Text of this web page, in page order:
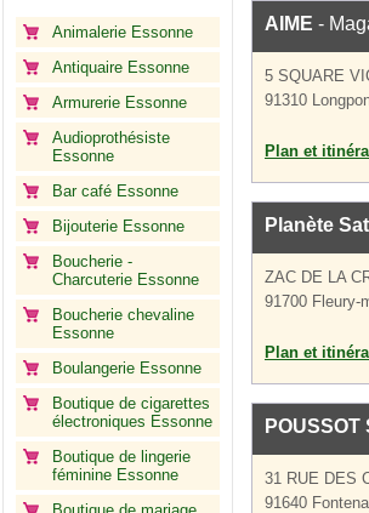
Animalerie Essonne
Antiquaire Essonne
Armurerie Essonne
Audioprothésiste
Essonne
Bar café Essonne
Bijouterie Essonne
Boucherie -
Charcuterie Essonne
Boucherie chevaline
Essonne
Boulangerie Essonne
Boutique de cigarettes
électroniques Essonne
Boutique de lingerie
féminine Essonne
AIME -
5 SQUARE
91310
Plan et
Planète
ZAC DE LA
91700 Fleury-
Plan et
POUSSOT
31 RUE DES
91640